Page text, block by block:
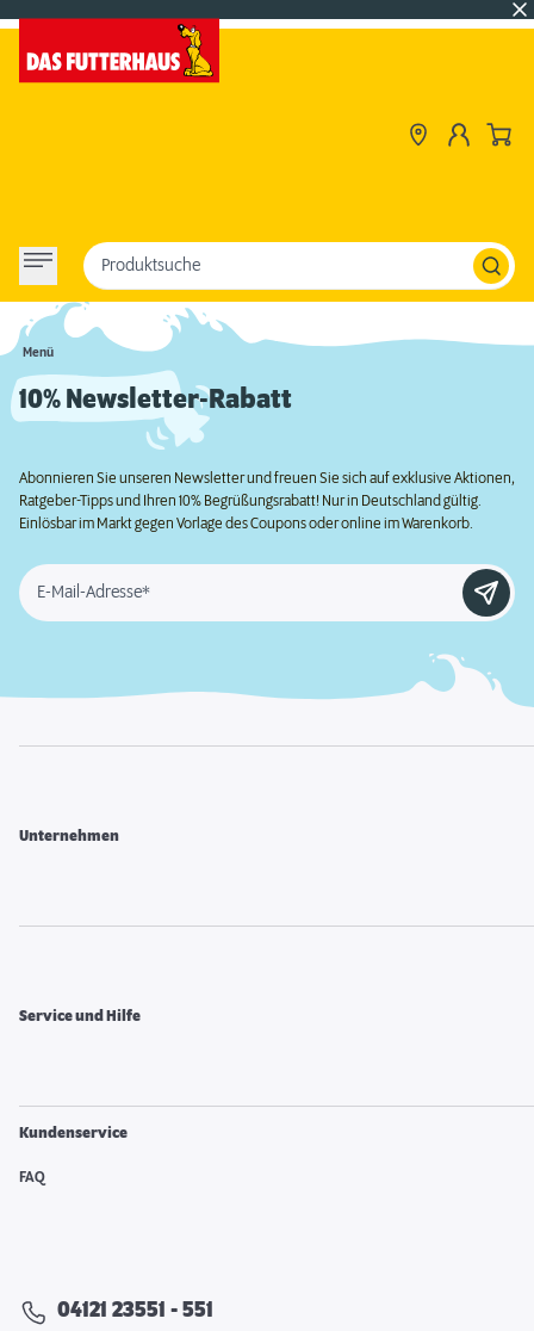
Menü
Produktsuche
10% Newsletter-Rabatt
Abonnieren Sie unseren Newsletter und freuen Sie sich auf exklusive Aktionen,
Ratgeber-Tipps und Ihren 10% Begrüßungsrabatt! Nur in Deutschland gültig.
Einlösbar im Markt gegen Vorlage des Coupons oder online im Warenkorb.
E-Mail-Adresse*
Unternehmen
Service und Hilfe
Kundenservice
FAQ
04121 23551 - 551